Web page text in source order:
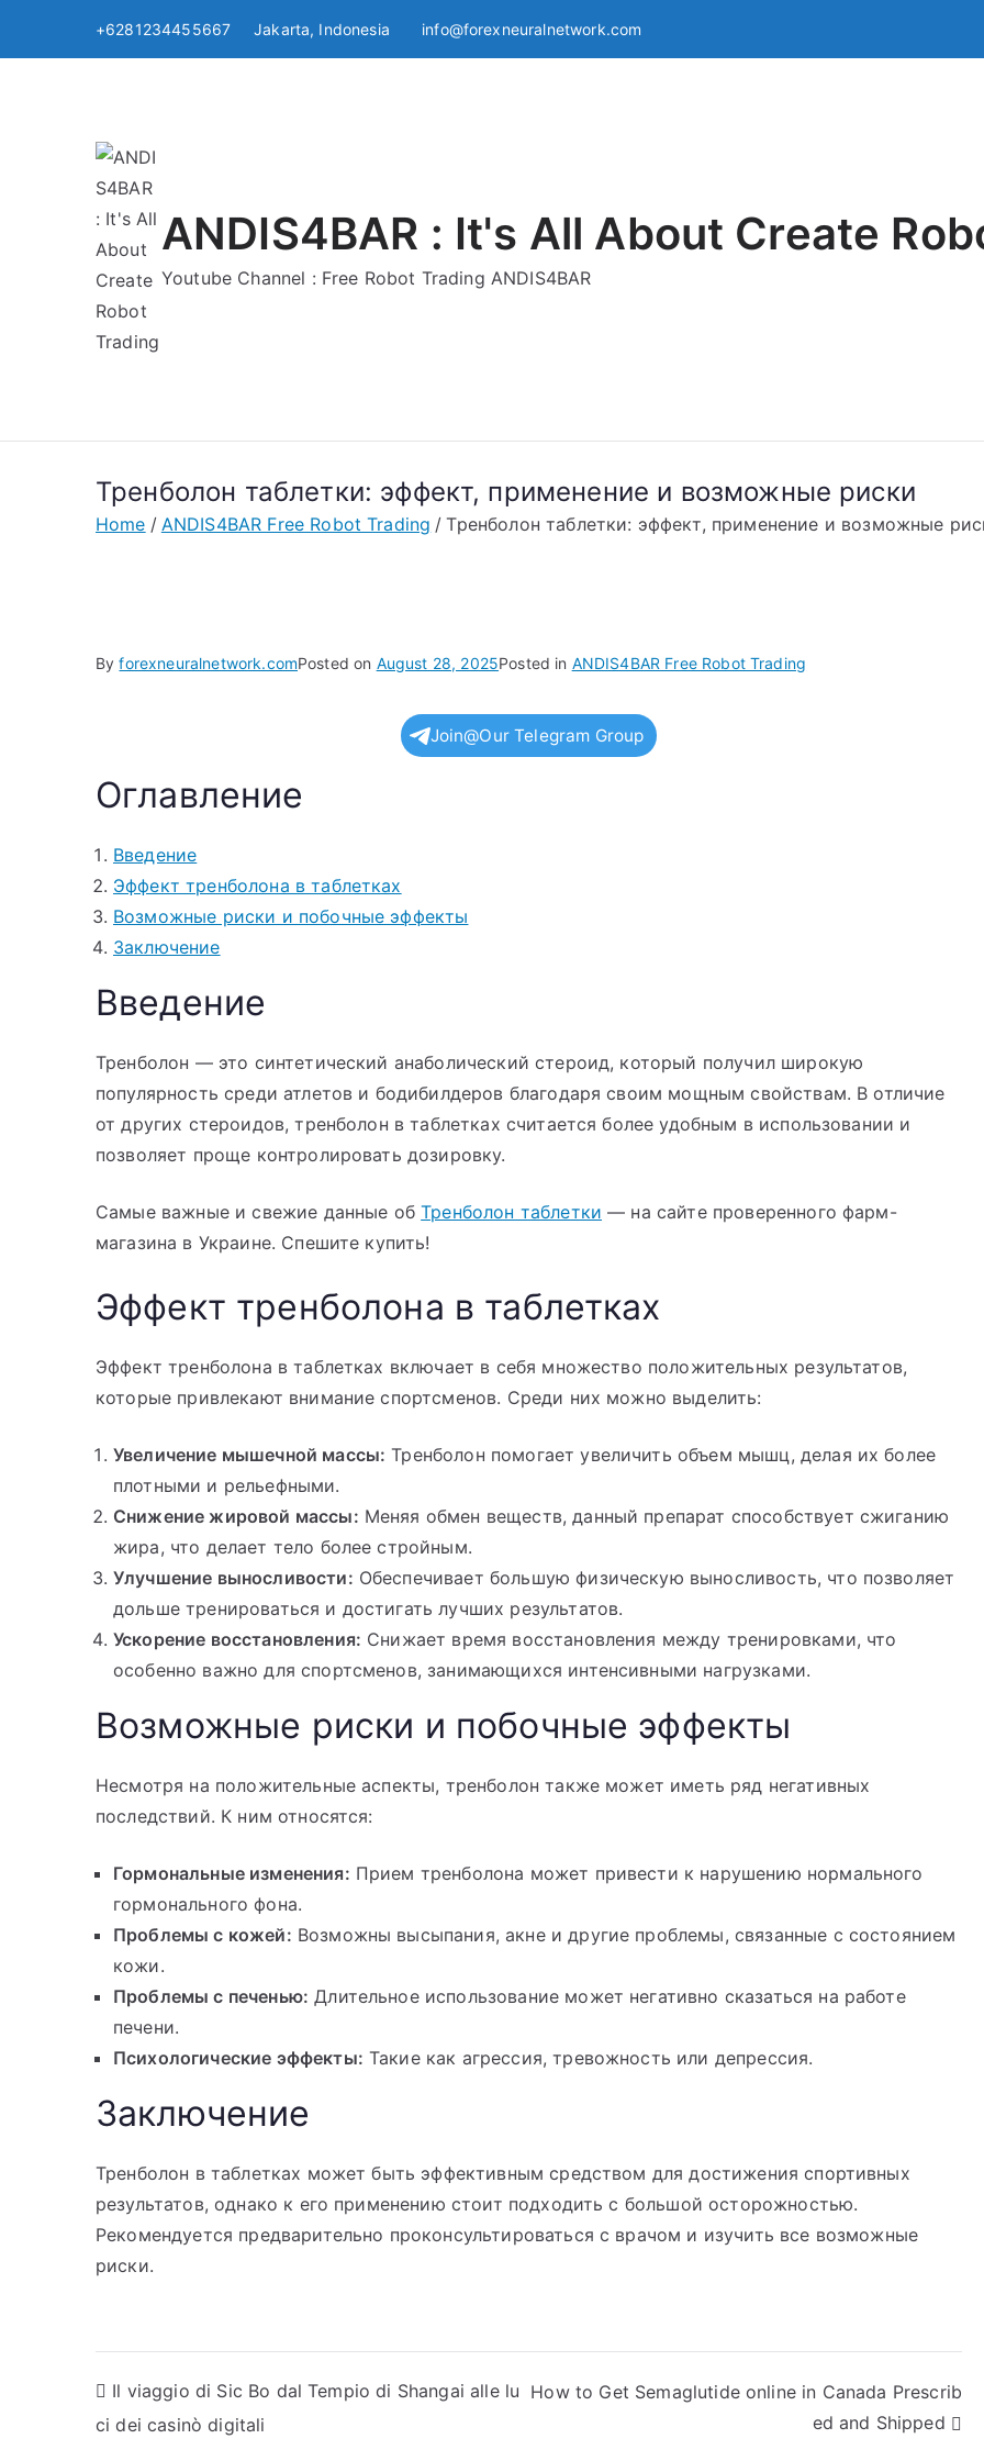
+6281234455667 Jakarta, Indonesia info@forexneuralnetwork.com
ANDIS4BAR : It's All About Create
Youtube Channel : Free Robot Trading ANDIS4BAR
Тренболон таблетки: эффект, применение и возможные риски
Home ANDIS4BAR Free Robot Trading Тренболон таблетки: эффект, применение и возможные
Byforexneuralnetwork.comPosted on August 28, 2025Posted in ANDIS4BAR Free Robot Trading
Join@Our Telegram Group
Оглавление
Введение
Эффект тренболона в таблетках
Возможные риски и побочные эффекты
Заключение
Введение
Тренболон — это синтетический анаболический стероид, который получил широкую
популярность среди атлетов и бодибилдеров благодаря своим мощным свойствам. В отличие
от других стероидов, тренболон в таблетках считается более удобным в использовании и
позволяет проще контролировать дозировку.
Самые важные и свежие данные обТренболон таблетки — на сайте проверенного фарм-
магазина в Украине. Спешите купить!
Эффект тренболона в таблетках
Эффект тренболона в таблетках включает в себя множество положительных результатов,
которые привлекают внимание спортсменов. Среди них можно выделить:
Увеличение мышечной массы: Тренболон помогает увеличить объем мышц, делая их более
плотными и рельефными.
Снижение жировой массы: Меняя обмен веществ, данный препарат способствует сжиганию
жира, что делает тело более стройным.
Улучшение выносливости: Обеспечивает большую физическую выносливость, что позволяет
дольше тренироваться и достигать лучших результатов.
Ускорение восстановления: Снижает время восстановления между тренировками, что
особенно важно для спортсменов, занимающихся интенсивными нагрузками.
Возможные риски и побочные эффекты
Несмотря на положительные аспекты, тренболон также может иметь ряд негативных
последствий. К ним относятся:
Гормональные изменения: Прием тренболона может привести к нарушению нормального
гормонального фона.
Проблемы с кожей: Возможны высыпания, акне и другие проблемы, связанные с состоянием
кожи.
Проблемы с печенью: Длительное использование может негативно сказаться на работе
печени.
Психологические эффекты: Такие как агрессия, тревожность или депрессия.
Заключение
Тренболон в таблетках может быть эффективным средством для достижения спортивных
результатов, однако к его применению стоит подходить с большой осторожностью.
Рекомендуется предварительно проконсультироваться с врачом и изучить все возможные
риски.
Post
navigation
Il viaggio di Sic Bo dal Tempio di Shangai alle lu
ci dei casinò digitali
How to Get Semaglutide online in Canada Prescrib
ed and Shipped